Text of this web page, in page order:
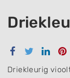
Delen
Facebook
Delen
Twitter
Delen
Driekleurig